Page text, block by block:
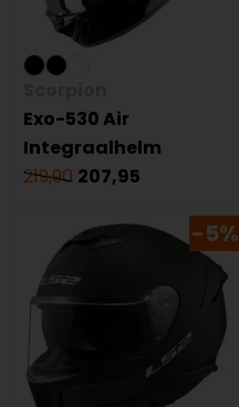
Exo-530 Air
Integraalhelm
219,90 207,95
-5%